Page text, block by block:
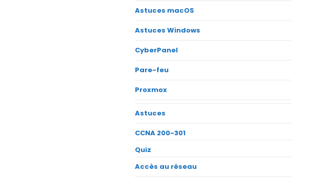
Astuces macOS
Astuces Windows
CyberPanel
Pare-feu
Proxmox
Astuces
CCNA 200-301
Quiz
Accès au réseau